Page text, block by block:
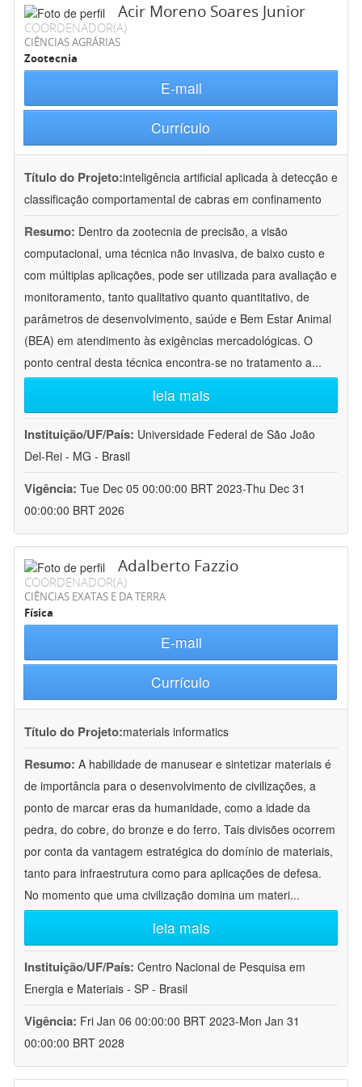
Acir Moreno Soares Junior
COORDENADOR(A)
CIÊNCIAS AGRÁRIAS
Zootecnia
E-mail
Currículo
Título do Projeto:inteligência artificial aplicada à detecção e
classificação comportamental de cabras em confinamento
Resumo: Dentro da zootecnia de precisão, a visão
computacional, uma técnica não invasiva, de baixo custo e
com múltiplas aplicações, pode ser utilizada para avaliação e
monitoramento, tanto qualitativo quanto quantitativo, de
parâmetros de desenvolvimento, saúde e Bem Estar Animal
(BEA) em atendimento às exigências mercadológicas. O
ponto central desta técnica encontra-se no tratamento a...
leia mais
Instituição/UF/País: Universidade Federal de São João
Del-Rei - MG - Brasil
Vigência: Tue Dec 05 00:00:00 BRT 2023-Thu Dec 31
00:00:00 BRT 2026
Adalberto Fazzio
COORDENADOR(A)
CIÊNCIAS EXATAS E DA TERRA
Física
E-mail
Currículo
Título do Projeto:materials informatics
Resumo: A habilidade de manusear e sintetizar materiais é
de importância para o desenvolvimento de civilizações, a
ponto de marcar eras da humanidade, como a idade da
pedra, do cobre, do bronze e do ferro. Tais divisões ocorrem
por conta da vantagem estratégica do domínio de materiais,
tanto para infraestrutura como para aplicações de defesa.
No momento que uma civilização domina um materi...
leia mais
Instituição/UF/País: Centro Nacional de Pesquisa em
Energia e Materiais - SP - Brasil
Vigência: Fri Jan 06 00:00:00 BRT 2023-Mon Jan 31
00:00:00 BRT 2028